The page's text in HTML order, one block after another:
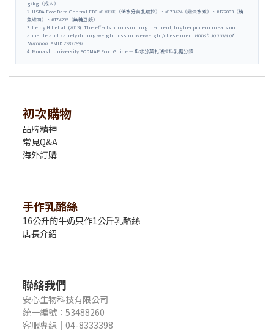
g/kg（成人）
2. USDA FoodData Central FDC #170900（低水分莫扎瑞拉）、#173424（雞蛋水煮）、#172003（鮪
魚罐頭）、#174285（無糖豆漿）
3. Leidy HJ et al. (2013). The effects of consuming frequent, higher protein meals on
appetite and satiety during weight loss in overweight/obese men. British Journal of
Nutrition . PMID 23877897
4. Monash University FODMAP Food Guide — 低水分莫扎瑞拉低乳糖分類
初次購物
品牌精神
常見Q&A
海外訂購
手作乳酪絲
16公升的牛奶只作1公斤乳酪絲
店長介紹
聯絡我們
安心生物科技有限公司
統一編號：53488260
客服專線｜04-8333398